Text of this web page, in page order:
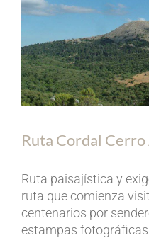
Ruta Cordal
Ruta paisajística y
ruta que comienza
centenarios por
estampas